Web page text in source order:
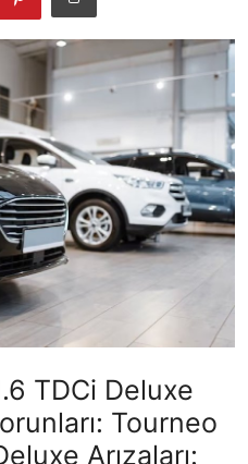
TDCi Deluxe
Tourneo
Arızaları: